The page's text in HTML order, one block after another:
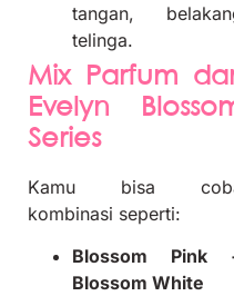
tangan,
telinga.
Mix Parfum
Evelyn
Series
Kamu bisa
kombinasi seperti:
Blossom Pink
Blossom White